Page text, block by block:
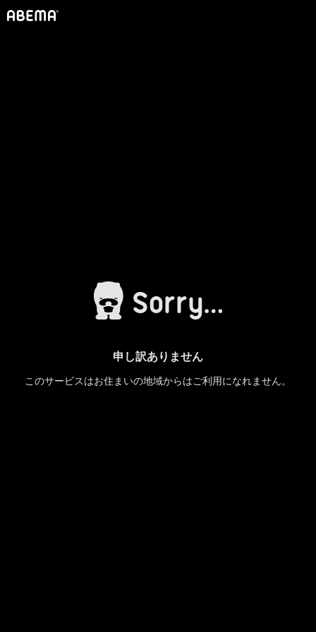
申し訳ありません
このサービスはお住まいの地域からはご利用になれません。